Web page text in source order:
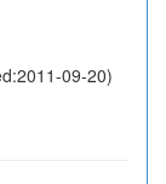
09-20)